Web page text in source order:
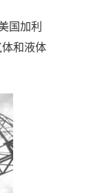
国加利
和液体